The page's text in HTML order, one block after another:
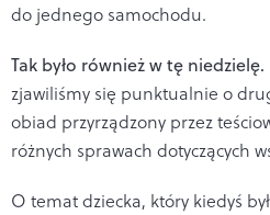
do jednego samochodu.
Tak było również w tę niedzielę.
zjawiliśmy się punktualnie o
obiad przyrządzony przez
różnych sprawach dotyczących
O temat dziecka, który kiedyś